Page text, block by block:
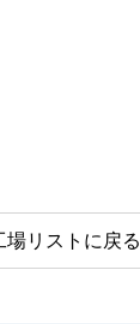
場リストに戻る